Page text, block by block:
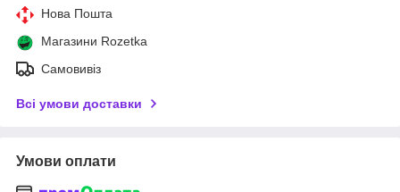
Нова Пошта
Магазини Rozetka
Самовивіз
Всі умови доставки
Умови оплати